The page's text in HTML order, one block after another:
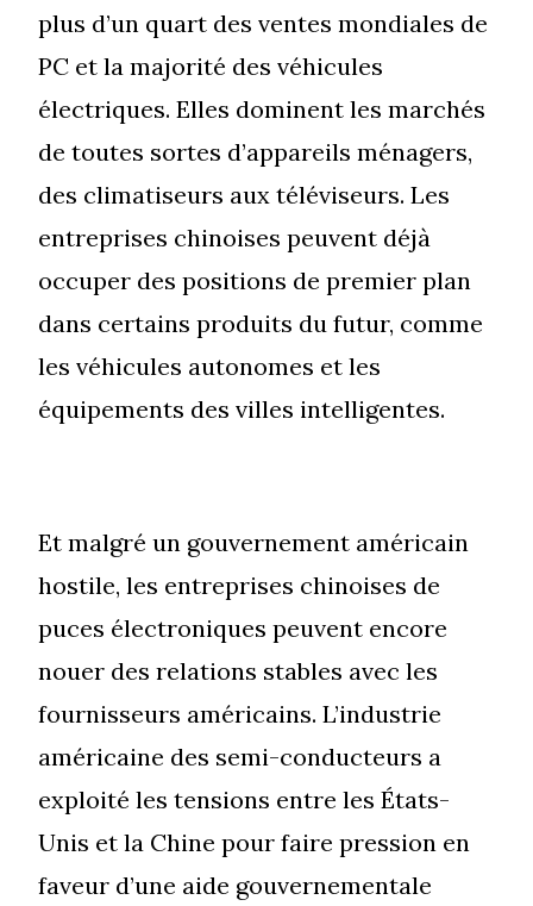
plus d’un quart des ventes mondiales de
PC et la majorité des véhicules
électriques. Elles dominent les marchés
de toutes sortes d’appareils ménagers,
des climatiseurs aux téléviseurs. Les
entreprises chinoises peuvent déjà
occuper des positions de premier plan
dans certains produits du futur, comme
les véhicules autonomes et les
équipements des villes intelligentes.
Et malgré un gouvernement américain
hostile, les entreprises chinoises de
puces électroniques peuvent encore
nouer des relations stables avec les
fournisseurs américains. L’industrie
américaine des semi-conducteurs a
exploité les tensions entre les États-
Unis et la Chine pour faire pression en
faveur d’une aide gouvernementale